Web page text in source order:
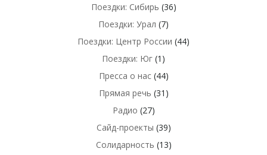
Поездки: Сибирь (36)
Поездки: Урал (7)
Поездки: Центр России (44)
Поездки: Юг (1)
Пресса о нас(44)
Прямая речь (31)
Радио (27)
Сайд-проекты (39)
Солидарность (13)